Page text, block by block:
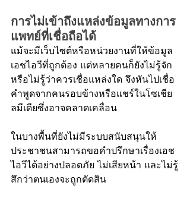
การไม่เข้าถึงแหล่งข้อมูลทางการ
แพทย์ที่เชื่อถือได้
แม้จะมีเว็บไซต์หรือหน่วยงานที่ให้ข้อมูล
เอชไอวีที่ถูกต้อง แต่หลายคนก็ยังไม่รู้จัก
หรือไม่รู้ว่าควรเชื่อแหล่งใด จึงหันไปเชื่อ
คำพูดจากคนรอบข้างหรือแชร์ในโซเชีย
ลมีเดียซึ่งอาจคลาดเคลื่อน
ในบางพื้นที่ยังไม่มีระบบสนับสนุนให้
ประชาชนสามารถขอคำปรึกษาเรื่องเอช
ไอวีได้อย่างปลอดภัย ไม่เสียหน้า และไม่รู้
สึกว่าตนเองจะถูกตัดสิน